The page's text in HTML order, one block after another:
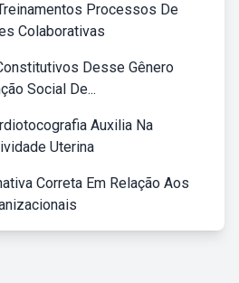
Processos De
Colaborativas
Desse Gênero
Social De...
Auxilia Na
Uterina
Correta Em Relação Aos